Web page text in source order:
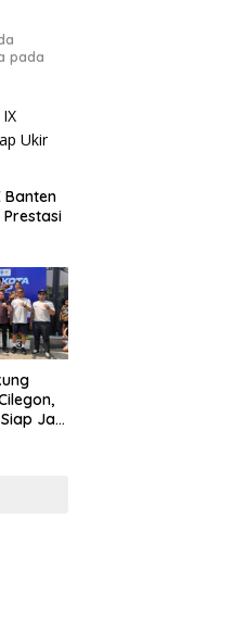
pada
Banten
Prestasi
Jadi